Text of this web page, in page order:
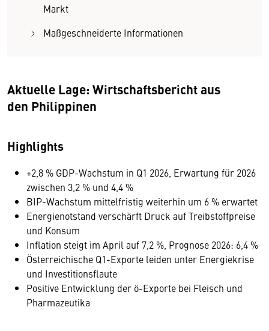
Markt
Maßgeschneiderte Informationen
Aktuelle Lage: Wirtschaftsbericht aus
den Philippinen
Highlights
+2,8 % GDP-Wachstum in Q1 2026, Erwartung für 2026
zwischen 3,2 % und 4,4 %
BIP-Wachstum mittelfristig weiterhin um 6 % erwartet
Energienotstand verschärft Druck auf Treibstoffpreise
und Konsum
Inflation steigt im April auf 7,2 %, Prognose 2026: 6,4 %
Österreichische Q1-Exporte leiden unter Energiekrise
und Investitionsflaute
Positive Entwicklung der ö-Exporte bei Fleisch und
Pharmazeutika